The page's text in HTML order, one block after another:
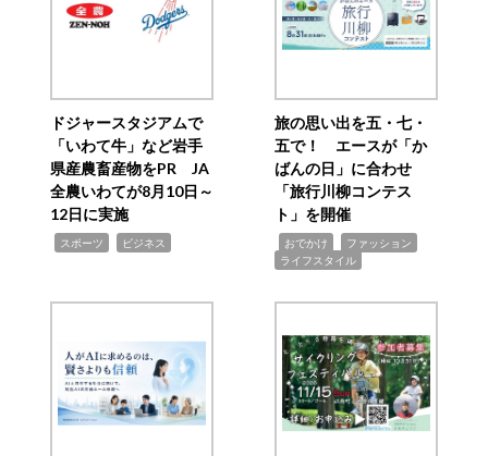
ドジャースタジアムで
「いわて牛」など岩手
県産農畜産物をPR JA
全農いわてが8月10日～
12日に実施
スポーツ ビジネス
旅の思い出を五・七・
五で！ エースが「か
ばんの日」に合わせ
「旅行川柳コンテス
ト」を開催
おでかけ ファッション
ライフスタイル